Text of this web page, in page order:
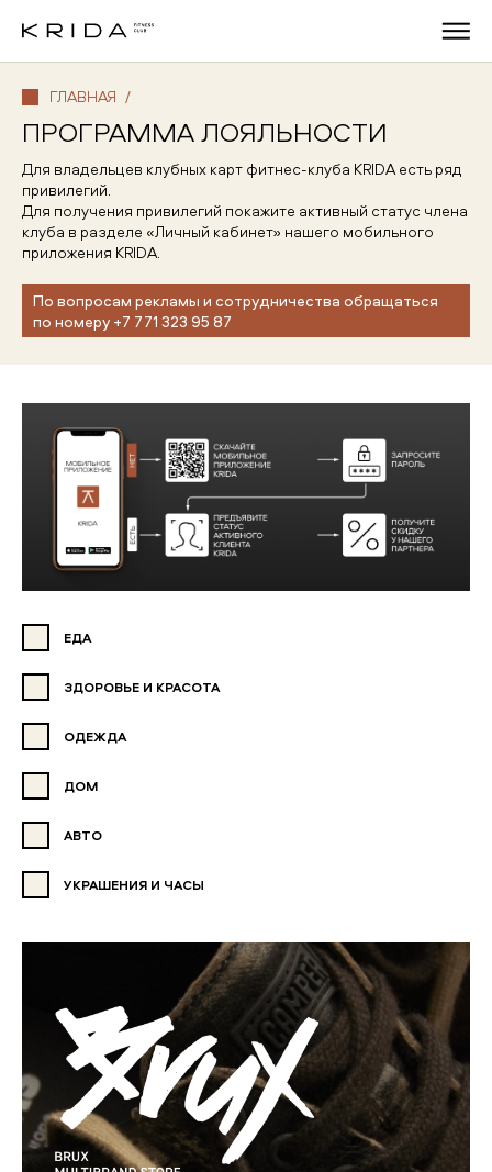
ГЛАВНАЯ /
ПРОГРАММА ЛОЯЛЬНОСТИ
Для владельцев клубных карт фитнес-клуба KRIDA есть ряд
привилегий.
Для получения привилегий покажите активный статус члена
клуба в разделе «Личный кабинет» нашего мобильного
приложения KRIDA.
По вопросам рекламы и сотрудничества обращаться
по номеру +7 771 323 95 87
ЕДА
ЗДОРОВЬЕ И КРАСОТА
ОДЕЖДА
ДОМ
АВТО
УКРАШЕНИЯ И ЧАСЫ